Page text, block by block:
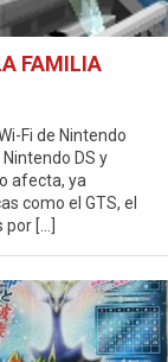
FAMILIA
Fi de Nintendo
DS y
afecta, ya
como el GTS, el
[…]